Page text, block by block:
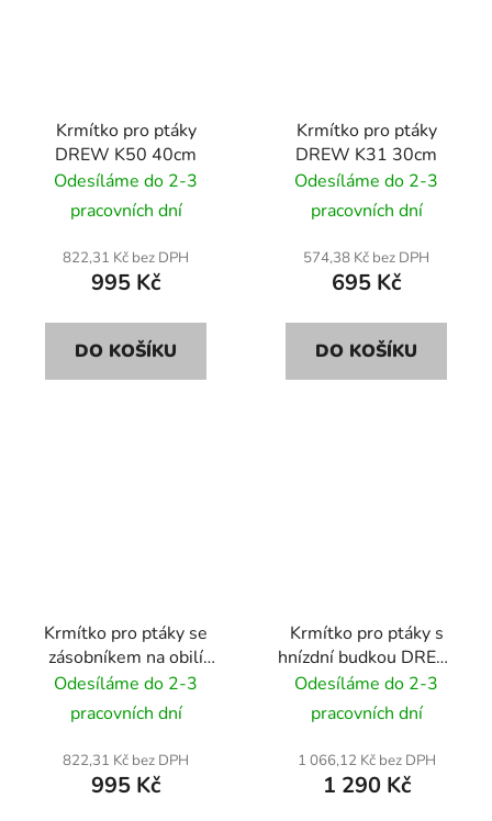
Krmítko pro ptáky
DREW K50 40cm
Odesíláme do 2-3
pracovních dní
822,31 Kč bez DPH
995 Kč
DO KOŠÍKU
Krmítko pro ptáky
DREW K31 30cm
Odesíláme do 2-3
pracovních dní
574,38 Kč bez DPH
695 Kč
DO KOŠÍKU
Krmítko pro ptáky se
zásobníkem na obilí
DREW KW52 35cm
Odesíláme do 2-3
pracovních dní
822,31 Kč bez DPH
995 Kč
Krmítko pro ptáky s
hnízdní budkou DREW
KL60 45cm
Odesíláme do 2-3
pracovních dní
1 066,12 Kč bez DPH
1 290 Kč